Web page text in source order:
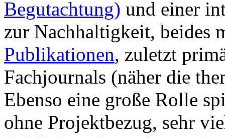
Begutachtung) und einer
zur Nachhaltigkeit, beides
Publikationen, zuletzt
Fachjournals (näher die
Ebenso eine große Rolle
ohne Projektbezug, sehr